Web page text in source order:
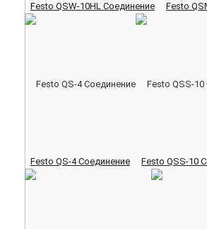
Festo QSW-10HL Соединение Festo
Festo QS-4 Соединение Festo QSS-10